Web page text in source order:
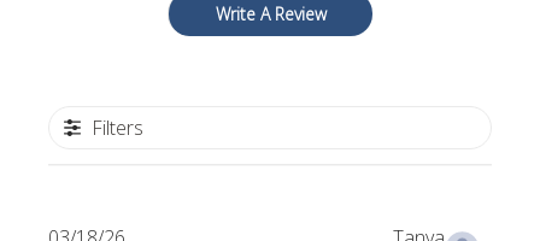
Write A Review
Filters